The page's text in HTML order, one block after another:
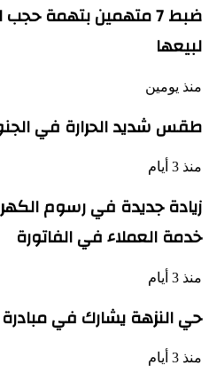
ضبط 7 متهمين بتهمة
لبيعها
منذ يومين
طقس شديد الحرارة في
منذ 3 أيام
زيادة جديدة في رسوم
خدمة العملاء في الفاتورة
منذ 3 أيام
حي النزهة يشارك في مبادرة ١٠٠يوم صحة
منذ 3 أيام